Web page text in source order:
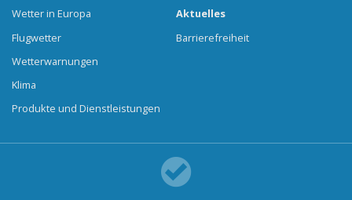
Wetter in Europa
Flugwetter
Wetterwarnungen
Klima
Produkte und Dienstleistungen
Aktuelles
Barrierefreiheit